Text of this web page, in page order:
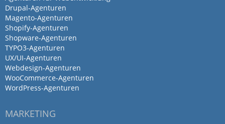
Drupal-Agenturen
Magento-Agenturen
Shopify-Agenturen
Shopware-Agenturen
TYPO3-Agenturen
UX/UI-Agenturen
Webdesign-Agenturen
WooCommerce-Agenturen
WordPress-Agenturen
MARKETING